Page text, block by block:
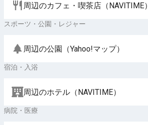
周辺のカフェ・喫茶店（NAVITIME）
スポーツ・公園・レジャー
周辺の公園（Yahoo!マップ）
宿泊・入浴
周辺のホテル（NAVITIME）
病院・医療